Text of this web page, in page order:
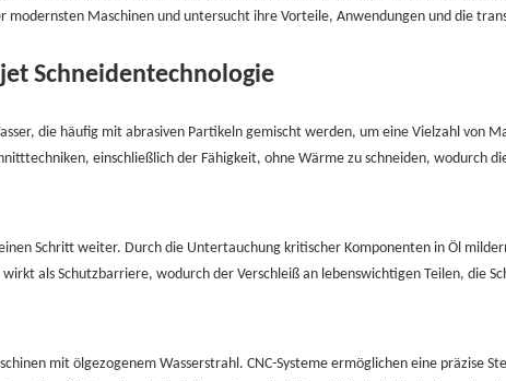
Maschinen und untersucht ihre Vorteile, Anwendungen und die
Schneidentechnologie
die häufig mit abrasiven Partikeln gemischt werden, um eine Vielzahl von
einschließlich der Fähigkeit, ohne Wärme zu schneiden, wodurch
Schritt weiter. Durch die Untertauchung kritischer Komponenten in Öl
als Schutzbarriere, wodurch der Verschleiß an lebenswichtigen Teilen, die
mit ölgezogenem Wasserstrahl. CNC-Systeme ermöglichen eine präzise